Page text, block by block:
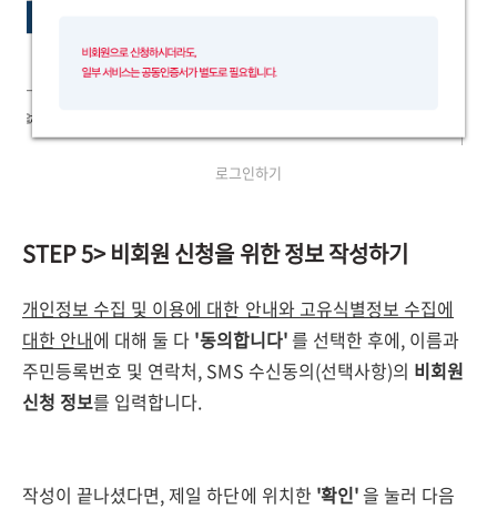
로그인하기
STEP 5> 비회원 신청을 위한 정보 작성하기
개인정보 수집 및 이용에 대한 안내와 고유식별정보 수집에
대한 안내에 대해 둘 다 '동의합니다'를 선택한 후에, 이름과
주민등록번호 및 연락처, SMS 수신동의(선택사항)의 비회원
신청 정보를 입력합니다.
작성이 끝나셨다면, 제일 하단에 위치한 '확인'을 눌러 다음